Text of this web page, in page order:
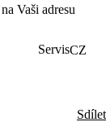
Vaši adresu
ServisCZ
Sdílet